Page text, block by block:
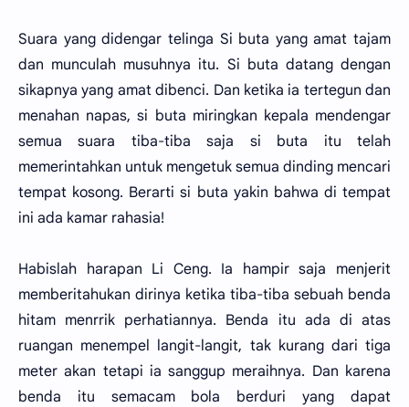
Suara yang didengar telinga Si buta yang amat tajam
dan munculah musuhnya itu. Si buta datang dengan
sikapnya yang amat dibenci. Dan ketika ia tertegun dan
menahan napas, si buta miringkan kepala mendengar
semua suara tiba-tiba saja si buta itu telah
memerintahkan untuk mengetuk semua dinding mencari
tempat kosong. Berarti si buta yakin bahwa di tempat
ini ada kamar rahasia!
Habislah harapan Li Ceng. Ia hampir saja menjerit
memberitahukan dirinya ketika tiba-tiba sebuah benda
hitam menrrik perhatiannya. Benda itu ada di atas
ruangan menempel langit-langit, tak kurang dari tiga
meter akan tetapi ia sanggup meraihnya. Dan karena
benda itu semacam bola berduri yang dapat